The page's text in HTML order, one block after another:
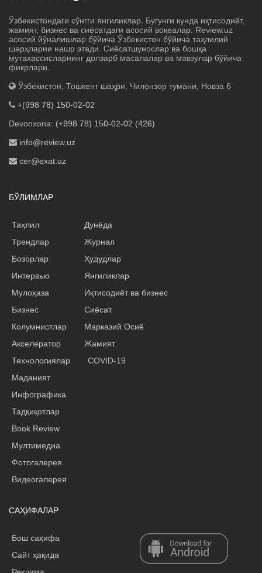
Ўзбекистондаги сўнгги янгиликлар. Бугунги кунда иқтисодиёт,
жамият, бизнес ва сиёсатдаги асосий воқеалар. Review.uz
асосий йўналишлар бўйича Ўзбекистон бўйича таҳлилий
шарҳларни нашр этади. Сиёсатшунослар ва бошқа
мутахассисларнинг долзарб масалалар ва мавзулар бўйича
фикрлари.
Ўзбекистон, Тошкент шаҳри, Чилонзор тумани, Новза 6
+(998 78) 150-02-02
Devonxona: (+998 78) 150-02-02 (426)
info@review.uz
cer@exat.uz
БЎЛИМЛАР
Таҳлил
Трендлар
Бозорлар
Интервью
Мулоҳаза
Бизнес
Колумнистлар
Акселератор
Дунёда
Журнал
Ҳудудлар
Янгиликлар
Иқтисодиёт ва бизнес
Сиёсат
Марказий Осиё
Жамият
Технологиялар
Маданият
Инфографика
Тадқиқотлар
Book Review
Мултимедиа
Фотогалерея
Видеогалерея
COVID-19
САҲИФАЛАР
Бош саҳифа
Сайт ҳақида